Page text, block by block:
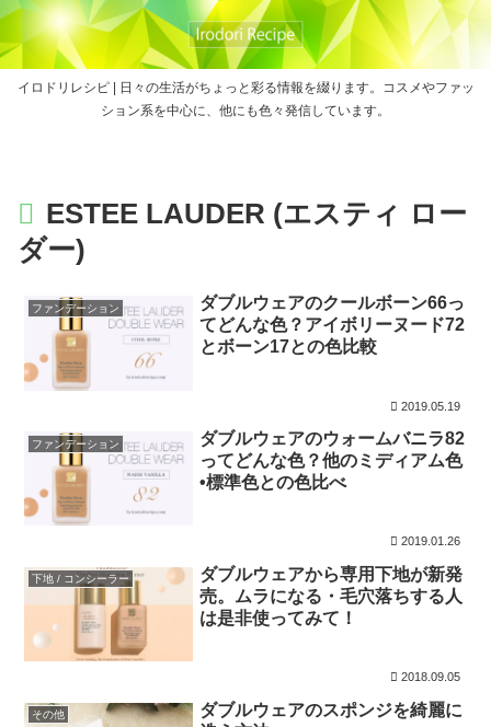
イロドリレシピ | 日々の生活がちょっと彩る情報を綴ります。コスメやファッ
ション系を中心に、他にも色々発信しています。
ESTEE LAUDER (エスティ ロー
ダー)
ファンデーション
ダブルウェアのクールボーン66っ
てどんな色？アイボリーヌード72
とボーン17との色比較
2019.05.19
ファンデーション
ダブルウェアのウォームバニラ82
ってどんな色？他のミディアム色
•標準色との色比べ
2019.01.26
下地 / コンシーラー
ダブルウェアから専用下地が新発
売。ムラになる・毛穴落ちする人
は是非使ってみて！
2018.09.05
その他
ダブルウェアのスポンジを綺麗に